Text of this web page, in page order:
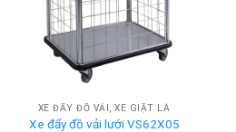
XE ĐẨY ĐỒ VẢI, XE GIẶT LÀ
Xe đẩy đồ vải lưới VS62X05